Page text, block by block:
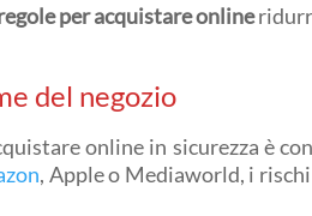
per acquistare online
del negozio
online in sicurezza è
, Apple o Mediaworld, i